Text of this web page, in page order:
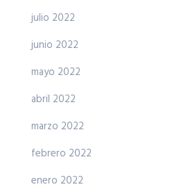
julio 2022
junio 2022
mayo 2022
abril 2022
marzo 2022
febrero 2022
enero 2022